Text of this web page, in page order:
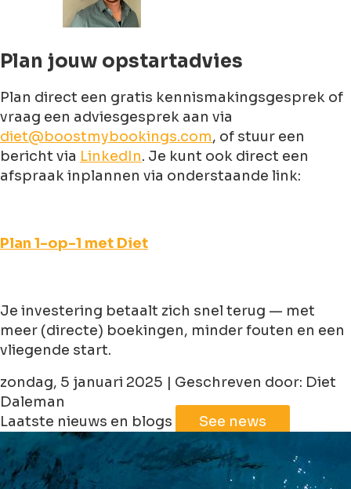
Plan jouw opstartadvies
Plan direct een gratis kennismakingsgesprek of
vraag een adviesgesprek aan via
diet@boostmybookings.com, of stuur een
bericht via LinkedIn. Je kunt ook direct een
afspraak inplannen via onderstaande link:
Plan 1-op-1 met Diet
Je investering betaalt zich snel terug — met
meer (directe) boekingen, minder fouten en een
vliegende start.
zondag, 5 januari 2025 | Geschreven door: Diet
Daleman
Laatste nieuws en blogs
See news